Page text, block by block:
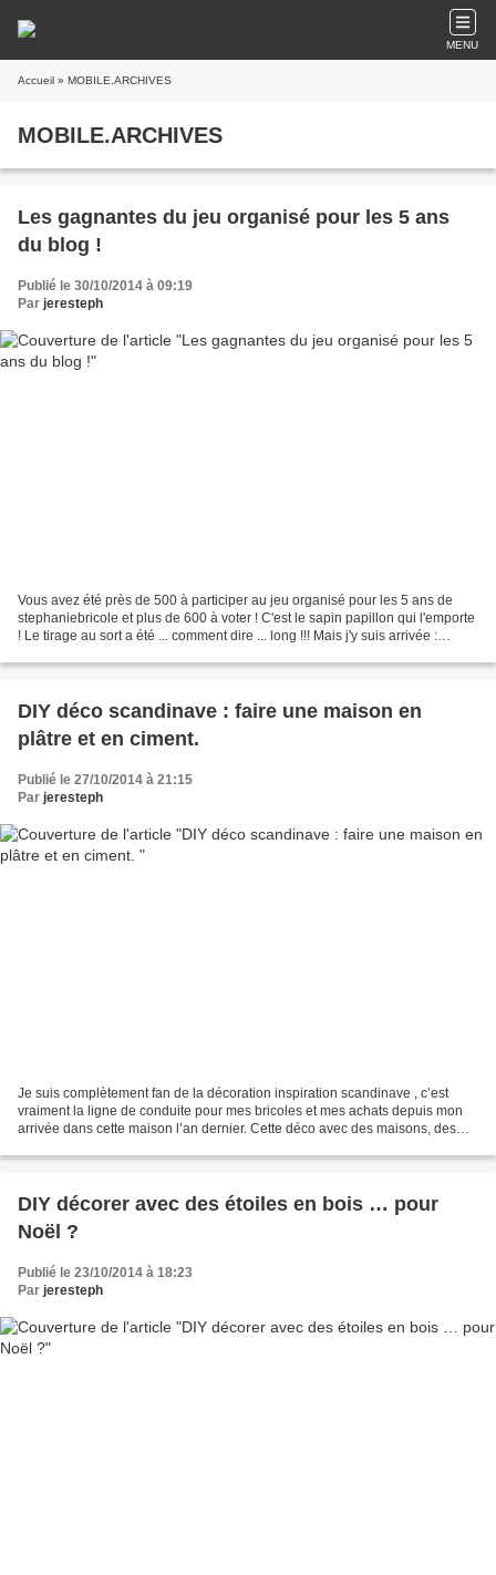
MENU
Accueil » MOBILE.ARCHIVES
MOBILE.ARCHIVES
Les gagnantes du jeu organisé pour les 5 ans
du blog !
Publié le 30/10/2014 à 09:19
Par jeresteph
Vous avez été près de 500 à participer au jeu organisé pour les 5 ans de
stephaniebricole et plus de 600 à voter ! C'est le sapin papillon qui l'emporte
! Le tirage au sort a été ... comment dire ... long !!! Mais j'y suis arrivée :
DIY déco scandinave : faire une maison en
plâtre et en ciment.
Publié le 27/10/2014 à 21:15
Par jeresteph
Je suis complètement fan de la décoration inspiration scandinave , c’est
vraiment la ligne de conduite pour mes bricoles et mes achats depuis mon
arrivée dans cette maison l’an dernier. Cette déco avec des maisons, des
DIY décorer avec des étoiles en bois … pour
Noël ?
Publié le 23/10/2014 à 18:23
Par jeresteph